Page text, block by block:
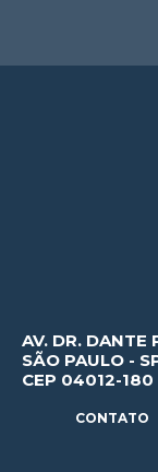
AV. DR. DANTE
SÃO PAULO -
CEP 04012-
CONTATO